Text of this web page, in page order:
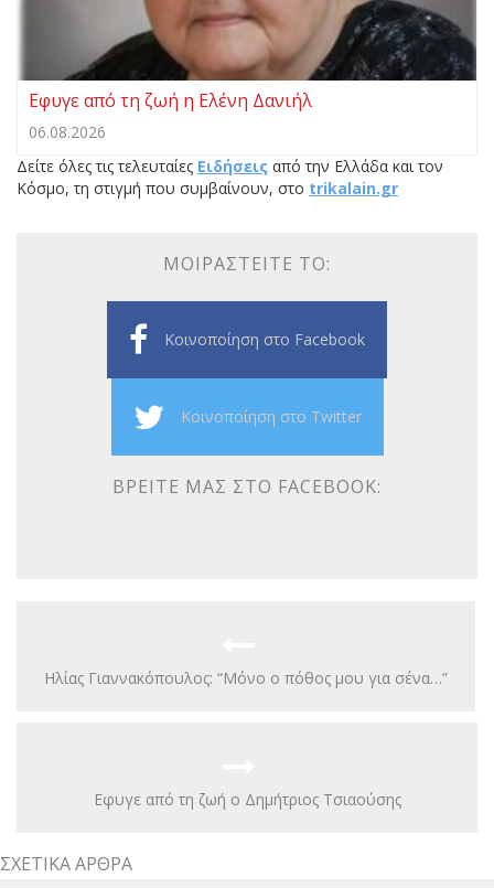
Εφυγε από τη ζωή η Ελένη Δανιήλ
06.08.2026
Δείτε όλες τις τελευταίες Ειδήσεις από την Ελλάδα και τον
Κόσμο, τη στιγμή που συμβαίνουν, στο trikalain.gr
ΜΟΙΡΑΣΤΕΊΤΕ ΤΟ:
Κοινοποίηση στο Facebook
Κοινοποίηση στο Twitter
ΒΡΕΊΤΕ ΜΑΣ ΣΤΟ FACEBOOK:
Hλίας Γιαννακόπουλος: “Μόνο ο πόθος μου για σένα…”
Εφυγε από τη ζωή ο Δημήτριος Τσιαούσης
ΣΧΕΤΙΚΆ ΆΡΘΡΑ